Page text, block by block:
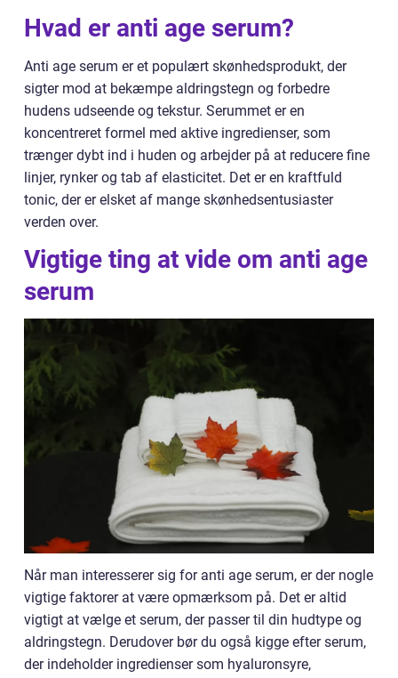
Hvad er anti age serum?
Anti age serum er et populært skønhedsprodukt, der
sigter mod at bekæmpe aldringstegn og forbedre
hudens udseende og tekstur. Serummet er en
koncentreret formel med aktive ingredienser, som
trænger dybt ind i huden og arbejder på at reducere fine
linjer, rynker og tab af elasticitet. Det er en kraftfuld
tonic, der er elsket af mange skønhedsentusiaster
verden over.
Vigtige ting at vide om anti age
serum
Når man interesserer sig for anti age serum, er der nogle
vigtige faktorer at være opmærksom på. Det er altid
vigtigt at vælge et serum, der passer til din hudtype og
aldringstegn. Derudover bør du også kigge efter serum,
der indeholder ingredienser som hyaluronsyre,